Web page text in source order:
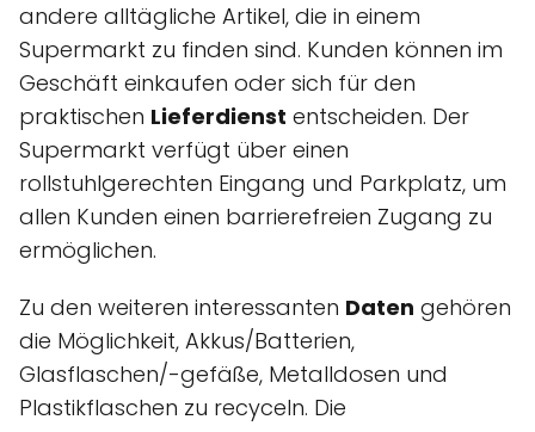
andere alltägliche Artikel, die in einem
Supermarkt zu finden sind. Kunden können im
Geschäft einkaufen oder sich für den
praktischen Lieferdienst entscheiden. Der
Supermarkt verfügt über einen
rollstuhlgerechten Eingang und Parkplatz, um
allen Kunden einen barrierefreien Zugang zu
ermöglichen.
Zu den weiteren interessanten Daten gehören
die Möglichkeit, Akkus/Batterien,
Glasflaschen/-gefäße, Metalldosen und
Plastikflaschen zu recyceln. Die